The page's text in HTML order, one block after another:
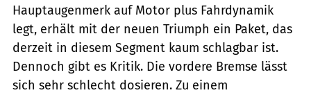
Hauptaugenmerk auf Motor plus Fahrdynamik
legt, erhält mit der neuen Triumph ein Paket, das
derzeit in diesem Segment kaum schlagbar ist.
Dennoch gibt es Kritik. Die vordere Bremse lässt
sich sehr schlecht dosieren. Zu einem